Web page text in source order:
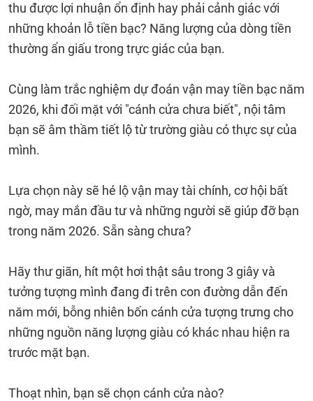
thu được lợi nhuận ổn định hay phải cảnh giác với
những khoản lỗ tiền bạc? Năng lượng của dòng tiền
thường ẩn giấu trong trực giác của bạn.
Cùng làm trắc nghiệm dự đoán vận may tiền bạc năm
2026, khi đối mặt với "cánh cửa chưa biết", nội tâm
bạn sẽ âm thầm tiết lộ từ trường giàu có thực sự của
mình.
Lựa chọn này sẽ hé lộ vận may tài chính, cơ hội bất
ngờ, may mắn đầu tư và những người sẽ giúp đỡ bạn
trong năm 2026. Sẵn sàng chưa?
Hãy thư giãn, hít một hơi thật sâu trong 3 giây và
tưởng tượng mình đang đi trên con đường dẫn đến
năm mới, bỗng nhiên bốn cánh cửa tượng trưng cho
những nguồn năng lượng giàu có khác nhau hiện ra
trước mặt bạn.
Thoạt nhìn, bạn sẽ chọn cánh cửa nào?